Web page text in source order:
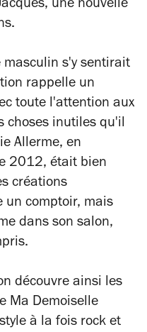
une nouvelle
masculin s'y sentirait
rappelle un
toute l'attention aux
choses inutiles qu'il
Allerme, en
2012, était bien
créations
un comptoir, mais
dans son salon,
découvre ainsi les
Ma Demoiselle
à la fois rock et